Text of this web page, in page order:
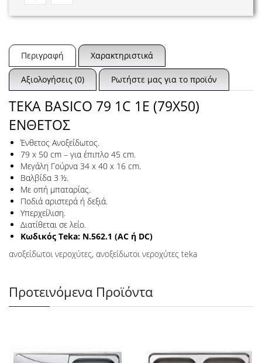
Περιγραφή Χαρακτηριστικά
Αξιολογήσεις (0) Ρωτήστε μας για το προϊόν
TEKA BASICO 79 1C 1E (79X50)
ΕΝΘΕΤΟΣ
Ένθετος Ανοξείδωτος.
79 x 50 cm – για έπιπλο 45 cm.
Μεγάλη Γούρνα 34 x 40 x 16 cm.
Βαλβίδα 3 ½.
Με οπή μπαταρίας.
Ποδιά αριστερά ή δεξιά.
Υπερχείλιση.
Διατίθεται σε λείο.
Κωδικός Teka: N.562.1 (AC ή DC)
ανοξείδωτοι νεροχύτες, ανοξείδωτοι νεροχύτες teka
Προτεινόμενα Προϊόντα